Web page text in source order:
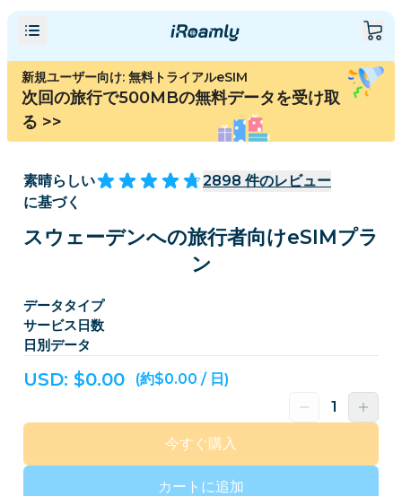
新規ユーザー向け: 無料トライアルeSIM
次回の旅行で500MBの無料データを受け取
る >>
素晴らしい 2898 件のレビュー
に基づく
スウェーデンへの旅行者向けeSIMプラ
ン
データタイプ
サービス日数
日別データ
USD: $0.00 (約$0.00 / 日)
カートに追加
今すぐ購入